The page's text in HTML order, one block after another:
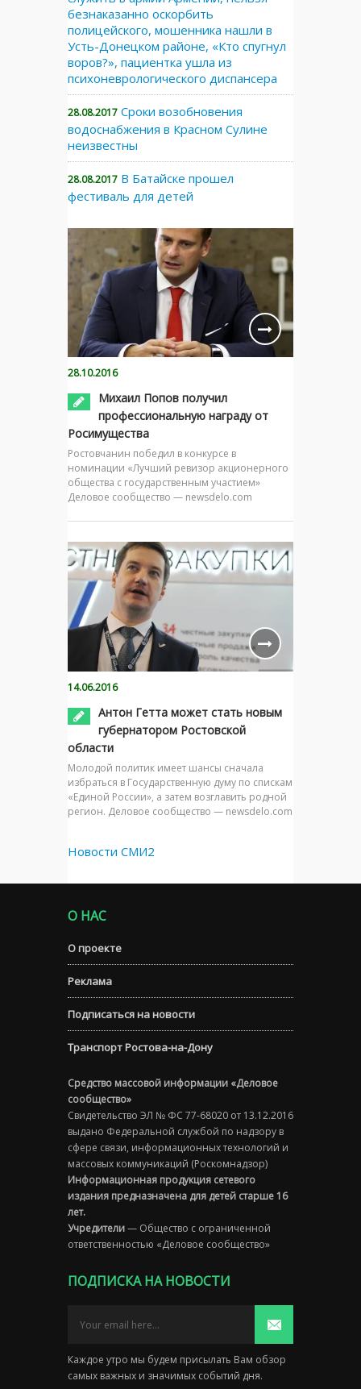
безнаказанно оскорбить
полицейского, мошенника нашли в
Усть-Донецком районе, «Кто спугнул
воров?», пациентка ушла из
психоневрологического диспансера
28.08.2017 Сроки возобновения
водоснабжения в Красном Сулине
неизвестны
28.08.2017 В Батайске прошел
фестиваль для детей
28.10.2016
Михаил Попов получил
профессиональную награду от
Росимущества
Ростовчанин победил в конкурсе в
номинации «Лучший ревизор акционерного
общества с государственным участием»
Деловое сообщество — newsdelo.com
14.06.2016
Антон Гетта может стать новым
губернатором Ростовской
области
Молодой политик имеет шансы сначала
избраться в Государственную думу по спискам
«Единой России», а затем возглавить родной
регион. Деловое сообщество — newsdelo.com
Новости СМИ2
О НАС
О проекте
Реклама
Подписаться на новости
Транспорт Ростова-на-Дону
Средство массовой информации «Деловое
сообщество»
Свидетельство ЭЛ № ФС 77-68020 от 13.12.2016
выдано Федеральной службой по надзору в
сфере связи, информационных технологий и
массовых коммуникаций (Роскомнадзор)
Информационная продукция сетевого
издания предназначена для детей старше 16
лет.
Учредители— Общество с ограниченной
ответственностью «Деловое сообщество»
ПОДПИСКА НА НОВОСТИ
Каждое утро мы будем присылать Вам обзор
самых важных и значимых событий дня.